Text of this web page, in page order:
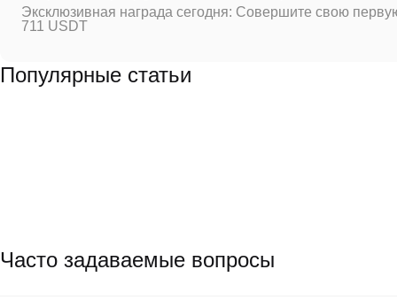
Эксклюзивная награда сегодня: Совершите свою
711 USDT
Популярные статьи
Часто задаваемые вопросы